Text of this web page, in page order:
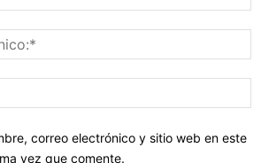
correo electrónico y sitio web en este
vez que comente.